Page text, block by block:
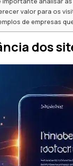
valor para os
de empresas
dos